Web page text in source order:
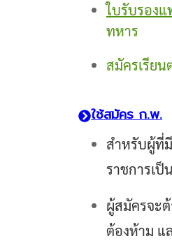
ใบรับรอง
ทหาร
สมัครเรียน
ใช้สมัคร ก.พ.
สำหรับผู้ที่
ราชการเป็
ผู้สมัครจะ
ต้องห้าม แ